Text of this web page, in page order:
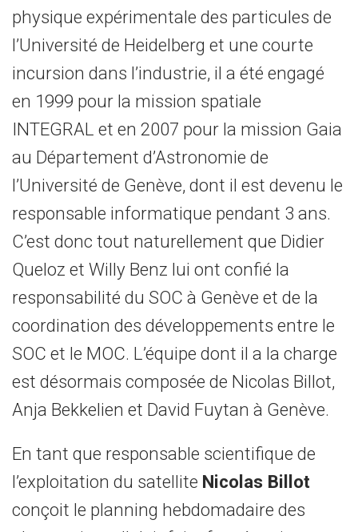
physique expérimentale des particules de
l’Université de Heidelberg et une courte
incursion dans l’industrie, il a été engagé
en 1999 pour la mission spatiale
INTEGRAL et en 2007 pour la mission Gaia
au Département d’Astronomie de
l’Université de Genève, dont il est devenu le
responsable informatique pendant 3 ans.
C’est donc tout naturellement que Didier
Queloz et Willy Benz lui ont confié la
responsabilité du SOC à Genève et de la
coordination des développements entre le
SOC et le MOC. L’équipe dont il a la charge
est désormais composée de Nicolas Billot,
Anja Bekkelien et David Fuytan à Genève.
En tant que responsable scientifique de
l’exploitation du satellite Nicolas Billot
conçoit le planning hebdomadaire des